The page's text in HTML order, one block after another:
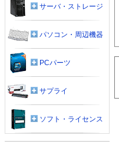
サーバ・ストレージ
パソコン・周辺機器
PCパーツ
サプライ
ソフト・ライセンス